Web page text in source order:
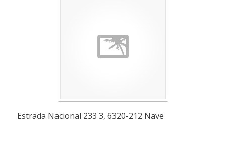
Estrada Nacional 233 3, 6320-212 Nave